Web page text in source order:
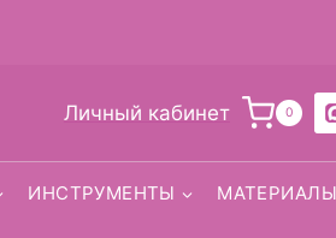
Личный кабинет 0
ИНСТРУМЕНТЫ МАТЕРИАЛЫ